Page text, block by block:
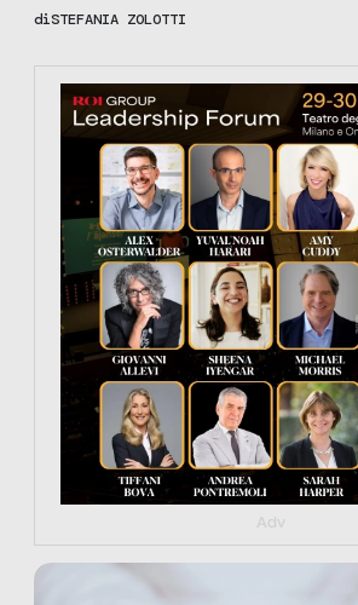
diSTEFANIA ZOLOTTI
https://tinyurl.com/363fvfm9
Adv